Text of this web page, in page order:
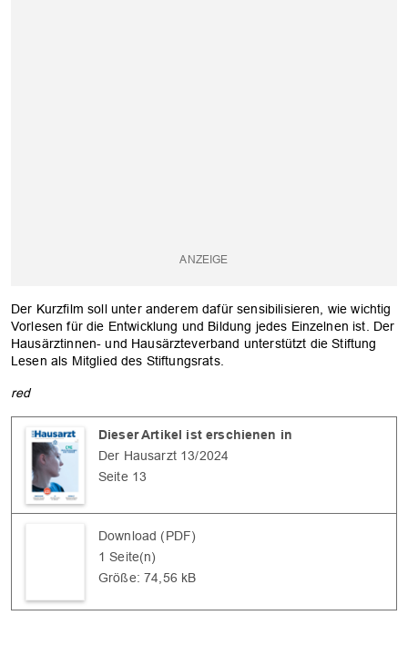
OK
Der Kurzfilm soll unter anderem dafür sensibilisieren, wie wichtig
Vorlesen für die Entwicklung und Bildung jedes Einzelnen ist. Der
Hausärztinnen- und Hausärzteverband unterstützt die Stiftung
Lesen als Mitglied des Stiftungsrats.
red
Dieser Artikel ist erschienen in
Der Hausarzt 13/2024
Seite 13
Download (PDF)
1 Seite(n)
Größe: 74,56 kB